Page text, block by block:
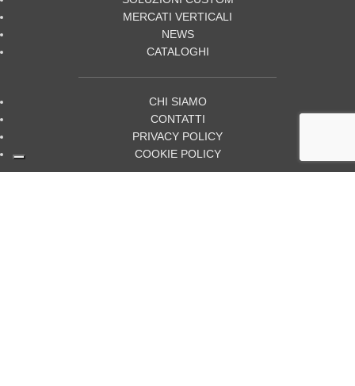
MERCATI VERTICALI
NEWS
CATALOGHI
CHI SIAMO
CONTATTI
PRIVACY POLICY
COOKIE POLICY